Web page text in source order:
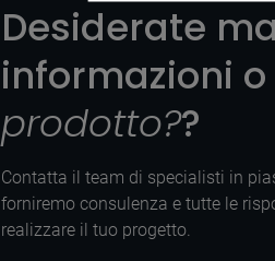
Desiderate
informazioni
prodotto??
Contatta il team di specialisti in
forniremo consulenza e tutte le
realizzare il tuo progetto.